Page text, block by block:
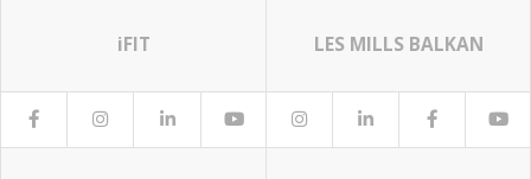
iFIT LES MILLS BALKAN